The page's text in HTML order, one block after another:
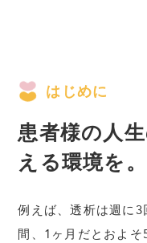
はじめに
患者様の人
える環境を。
例えば、透析は週に
間、1ヶ月だとおよ